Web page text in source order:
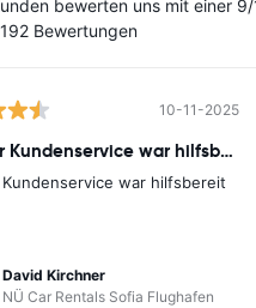
bewerten uns mit einer
Bewertungen
10-11-2025
Gut der Kundenservice war hilfsbereit
war hilfsbereit
David Kirchner
NÜ Car Rentals Sofia Flughafen